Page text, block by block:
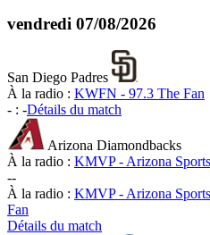
vendredi 07/08/2026
San Diego Padres
À la radio : KWFN - 97.3 The Fan
- : -Détails du match
Arizona Diamondbacks
À la radio : KMVP - Arizona
--
À la radio : KMVP - Arizona
Fan
Détails du match